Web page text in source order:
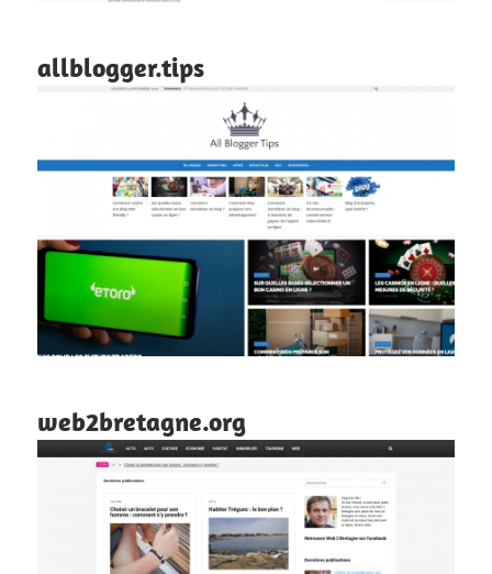
allblogger.tips
web2bretagne.org